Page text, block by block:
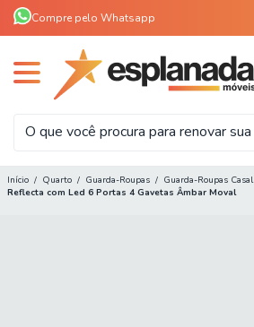
Compre pelo Whatsapp
Início / Quarto / Guarda-Roupas / Guarda-Roupas Casal
Reflecta com Led 6 Portas 4 Gavetas Âmbar Moval